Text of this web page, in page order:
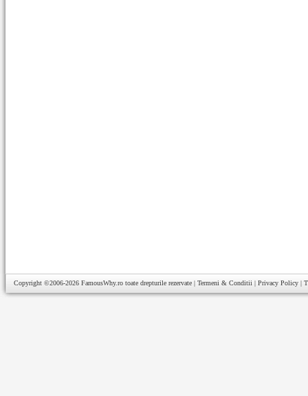
Copyright ©2006-2026 FamousWhy.ro toate drepturile rezervate | Termeni & Conditii | Privacy Policy |